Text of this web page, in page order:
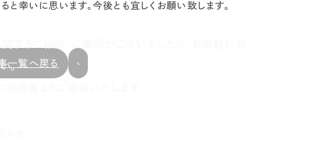
幸いに思います。今後とも宜しくお願い致します。
一覧へ戻る
。